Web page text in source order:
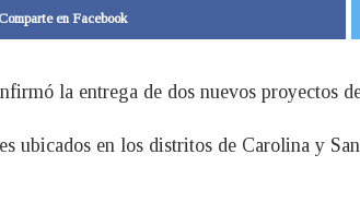
en Facebook
la entrega de dos nuevos proyectos
ubicados en los distritos de Carolina y